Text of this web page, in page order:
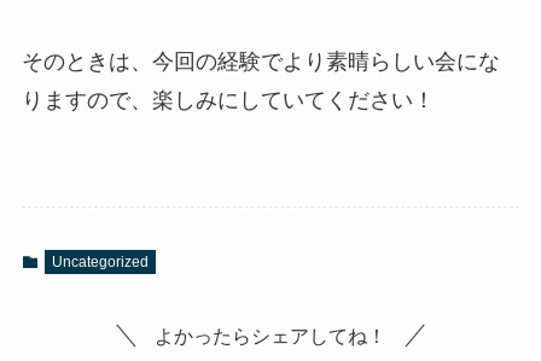
そのときは、今回の経験でより素晴らしい会にな
りますので、楽しみにしていてください！
Uncategorized
よかったらシェアしてね！